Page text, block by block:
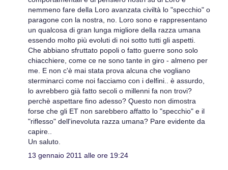
nemmeno fare della Loro avanzata civiltà lo "specchio" o
paragone con la nostra, no. Loro sono e rappresentano
un qualcosa di gran lunga migliore della razza umana
essendo molto più evoluti di noi sotto tutti gli aspetti.
Che abbiano sfruttato popoli o fatto guerre sono solo
chiacchiere, come ce ne sono tante in giro - almeno per
me. E non c'è mai stata prova alcuna che vogliano
sterminarci come noi facciamo con i delfini.. è assurdo,
lo avrebbero già fatto secoli o millenni fa non trovi?
perchè aspettare fino adesso? Questo non dimostra
forse che gli ET non sarebbero affatto lo "specchio" e il
"riflesso" dell'inevoluta razza umana? Pare evidente da
capire..
Un saluto.
13 gennaio 2011 alle ore 19:24